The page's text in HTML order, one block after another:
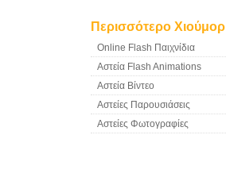
Περισσότερο Χιούμορ
Online Flash Παιχνίδια
Αστεία Flash Animations
Αστεία Βίντεο
Αστείες Παρουσιάσεις
Αστείες Φωτογραφίες